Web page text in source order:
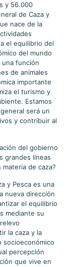
y 56.000
de Caza y
nace de la
el equilibrio del
del mundo
una función
de animales
importante
el turismo y
Estamos
será un
y contribuir al
del gobierno
grandes líneas
de caza?
y Pesca es una
nueva dirección
el equilibrio
mediante su
la caza y la
socioeconómico
percepción
que vive en